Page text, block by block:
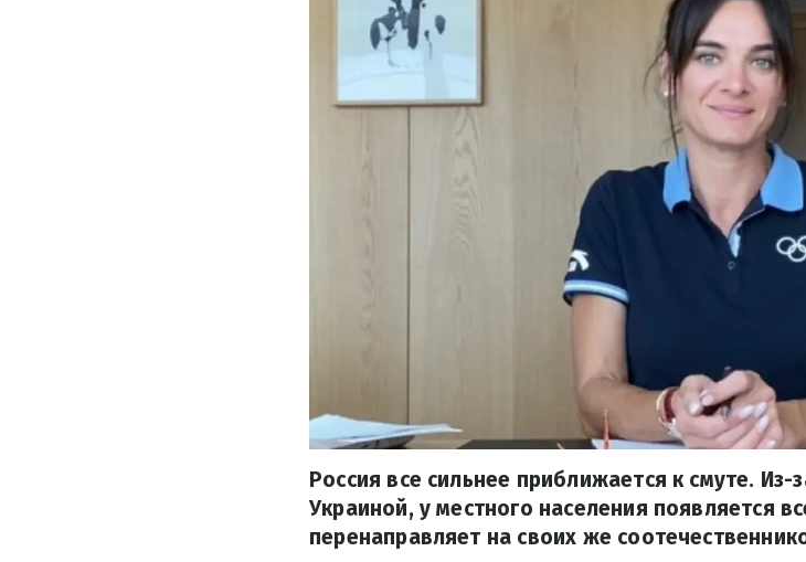
Россия все сильнее приближается к смуте.
Украиной, у местного населения появляется
перенаправляет на своих же